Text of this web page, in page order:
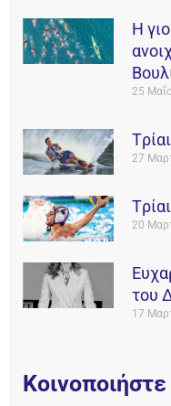
Η
25
27
20
του
17